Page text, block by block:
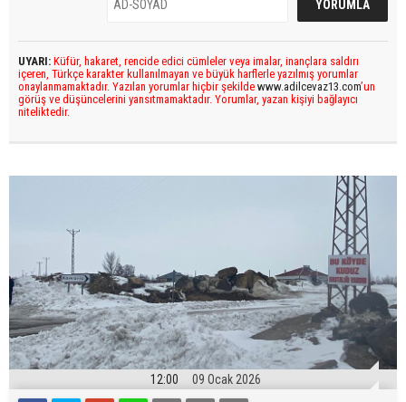
UYARI: Küfür, hakaret, rencide edici cümleler veya imalar, inançlara saldırı
içeren, Türkçe karakter kullanılmayan ve büyük harflerle yazılmış yorumlar
onaylanmamaktadır. Yazılan yorumlar hiçbir şekilde www.adilcevaz13.com’un
görüş ve düşüncelerini yansıtmamaktadır. Yorumlar, yazan kişiyi bağlayıcı
niteliktedir.
12:00 09 Ocak 2026